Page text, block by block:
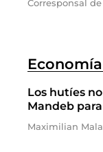
Corresponsal de
Economía
Los hutíes
Mandeb
Maximilian